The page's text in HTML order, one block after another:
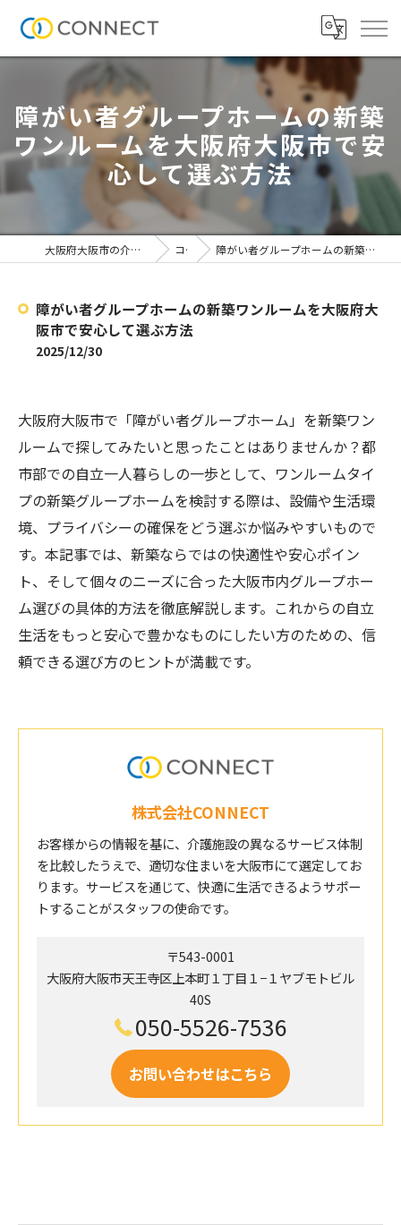
障がい者グループホームの新築
ワンルームを大阪府大阪市で安
心して選ぶ方法
大阪府大阪市の介護施設なら株式会社CONNECT コラム 障がい者グループホームの新築ワンルームを大阪府大阪市で安心して選ぶ方法
障がい者グループホームの新築ワンルームを大阪府大
阪市で安心して選ぶ方法
2025/12/30
大阪府大阪市で「障がい者グループホーム」を新築ワン
ルームで探してみたいと思ったことはありませんか？都
市部での自立一人暮らしの一歩として、ワンルームタイ
プの新築グループホームを検討する際は、設備や生活環
境、プライバシーの確保をどう選ぶか悩みやすいもので
す。本記事では、新築ならではの快適性や安心ポイン
ト、そして個々のニーズに合った大阪市内グループホー
ム選びの具体的方法を徹底解説します。これからの自立
生活をもっと安心で豊かなものにしたい方のための、信
頼できる選び方のヒントが満載です。
株式会社CONNECT
お客様からの情報を基に、介護施設の異なるサービス体制
を比較したうえで、適切な住まいを大阪市にて選定してお
ります。サービスを通じて、快適に生活できるようサポー
トすることがスタッフの使命です。
〒543-0001
大阪府大阪市天王寺区上本町１丁目１−１ヤブモトビル
40S
050-5526-7536
お問い合わせはこちら